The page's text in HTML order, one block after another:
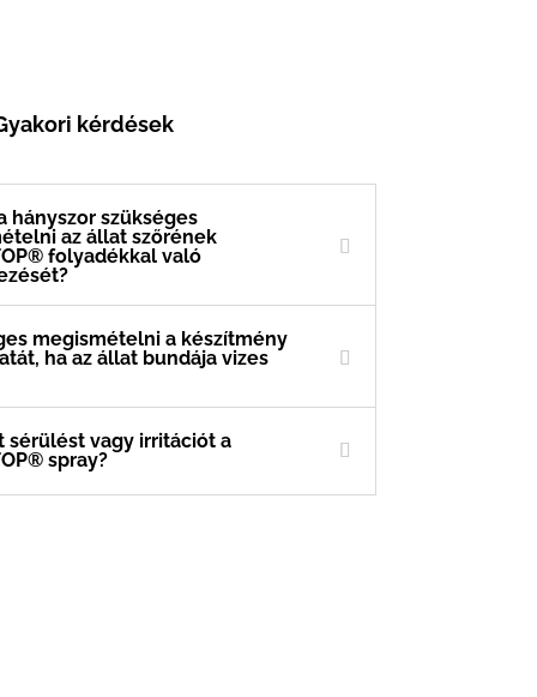
kérdések
hányszor szükséges
az állat szőrének
folyadékkal való
megismételni a készítmény
ha az állat bundája vizes
sérülést vagy irritációt a
spray?